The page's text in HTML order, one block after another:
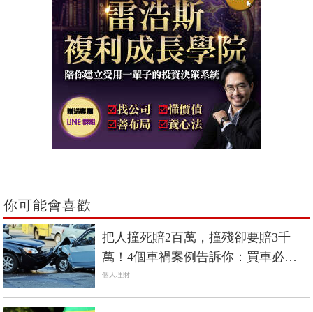
你可能會喜歡
把人撞死賠2百萬，撞殘卻要賠3千
萬！4個車禍案例告訴你：買車必備
「3種保險」
個人理財